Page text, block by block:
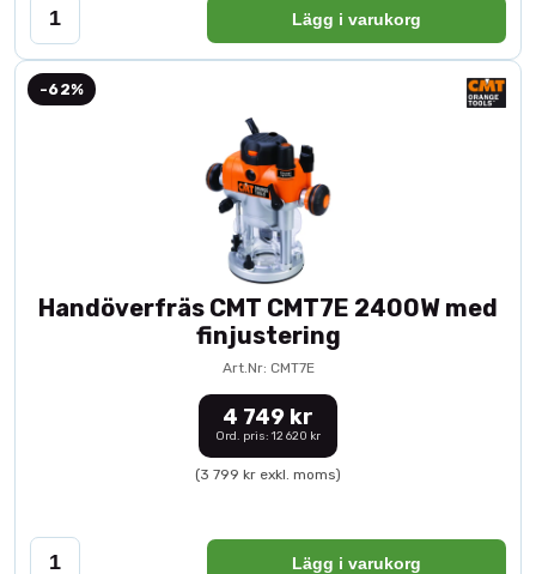
Lägg i varukorg
-62%
Handöverfräs CMT CMT7E 2400W med
finjustering
Art.Nr: CMT7E
4 749 kr
Ord. pris: 12 620 kr
(3 799 kr exkl. moms)
Lägg i varukorg